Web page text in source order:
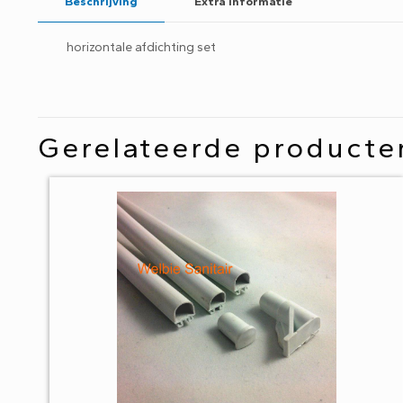
horizontale afdichting set
Gerelateerde